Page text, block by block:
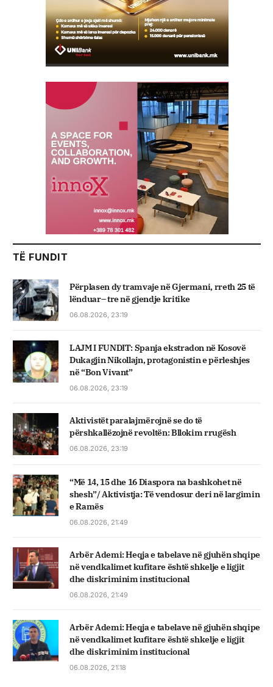
TË FUNDIT
Përplasen dy tramvaje në Gjermani, rreth 25 të
lënduar– tre në gjendje kritike
06.08.2026, 23:19
LAJM I FUNDIT: Spanja ekstradon në Kosovë
Dukagjin Nikollajn, protagonistin e përleshjes
në “Bon Vivant”
06.08.2026, 23:19
Aktivistët paralajmërojnë se do të
përshkallëzojnë revoltën: Bllokim rrugësh
06.08.2026, 23:19
“Më 14, 15 dhe 16 Diaspora na bashkohet në
shesh”/ Aktivistja: Të vendosur deri në largimin
e Ramës
06.08.2026, 21:49
Arbër Ademi: Heqja e tabelave në gjuhën shqipe
në vendkalimet kufitare është shkelje e ligjit
dhe diskriminim institucional
06.08.2026, 21:49
Arbër Ademi: Heqja e tabelave në gjuhën shqipe
në vendkalimet kufitare është shkelje e ligjit
dhe diskriminim institucional
06.08.2026, 21:18